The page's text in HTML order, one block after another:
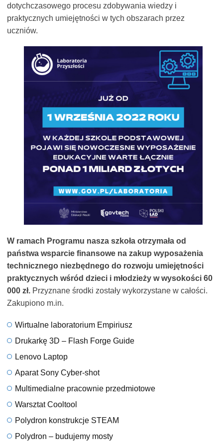
dotychczasowego procesu zdobywania wiedzy i
praktycznych umiejętności w tych obszarach przez
uczniów.
W ramach Programu nasza szkoła otrzymała od
państwa wsparcie finansowe na zakup wyposażenia
technicznego niezbędnego do rozwoju umiejętności
praktycznych wśród dzieci i młodzieży w wysokości 60
000 zł. Przyznane środki zostały wykorzystane w całości.
Zakupiono m.in.
Wirtualne laboratorium Empiriusz
Drukarkę 3D – Flash Forge Guide
Lenovo Laptop
Aparat Sony Cyber-shot
Multimedialne pracownie przedmiotowe
Warsztat Cooltool
Polydron konstrukcje STEAM
Polydron – budujemy mosty